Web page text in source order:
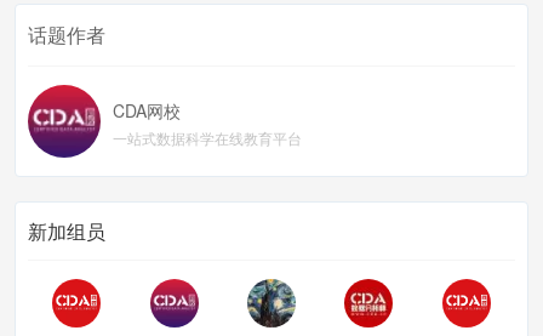
话题作者
CDA网校
一站式数据科学在线教育平台
新加组员